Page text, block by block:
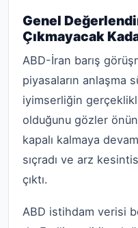
Genel
Çıkmayacak
ABD-İran barış
piyasaların anlaşma
iyimserliğin
olduğunu gözler
kapalı kalmaya
sıçradı ve arz
çıktı.
ABD istihdam verisi